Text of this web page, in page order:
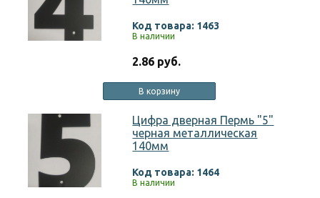
Код товара: 1463
В наличии
2.86 руб.
В корзину
Цифра дверная Пермь "5"
черная металлическая
140мм
Код товара: 1464
В наличии